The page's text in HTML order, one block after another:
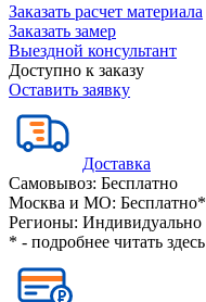
Заказать расчет материала
Заказать замер
Выездной консультант
Доступно к заказу
Оставить заявку
Доставка
Самовывоз: Бесплатно
Москва и МО: Бесплатно*
Регионы: Индивидуально
* - подробнее читать здесь